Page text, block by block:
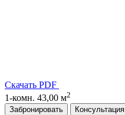
Скачать PDF
1-комн. 43,00 м2
Забронировать
Консультация